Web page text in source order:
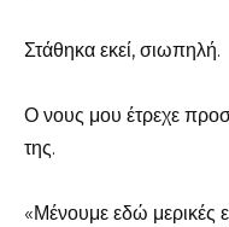
Στάθηκα εκεί, σιωπηλή.
Ο νους μου έτρεχε
της.
«Μένουμε εδώ μερικές